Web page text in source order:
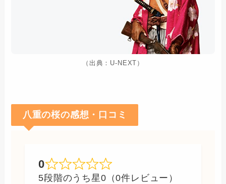
（出典：U-NEXT）
八重の桜の感想・口コミ
0
5段階のうち星0（0件レビュー）